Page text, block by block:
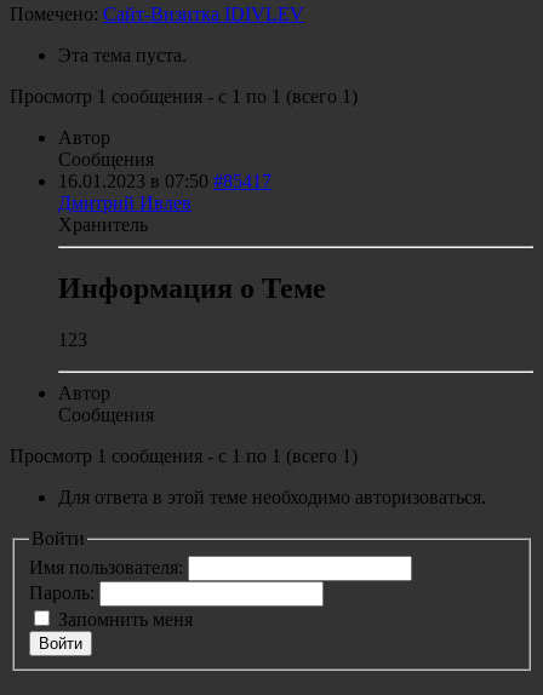
Помечено: Сайт-Визитка IDIVLEV
Эта тема пуста.
Просмотр 1 сообщения - с 1 по 1 (всего 1)
Автор
Сообщения
16.01.2023 в 07:50 #85417
Дмитрий Ивлев
Хранитель
Информация о Теме
123
Автор
Сообщения
Просмотр 1 сообщения - с 1 по 1 (всего 1)
Для ответа в этой теме необходимо авторизоваться.
Войти
Имя пользователя:
Пароль:
Запомнить меня
Войти